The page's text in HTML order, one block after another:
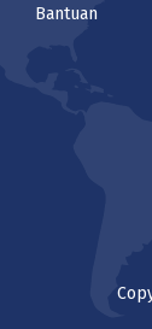
Bantuan